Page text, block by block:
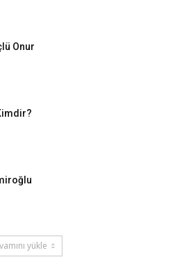
Onur
yükle